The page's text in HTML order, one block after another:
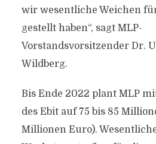
wir wesentliche Weichen
gestellt haben“, sagt MLP-
Vorstandsvorsitzender Dr.
Wildberg.
Bis Ende 2022 plant MLP
des Ebit auf 75 bis 85
Millionen Euro).